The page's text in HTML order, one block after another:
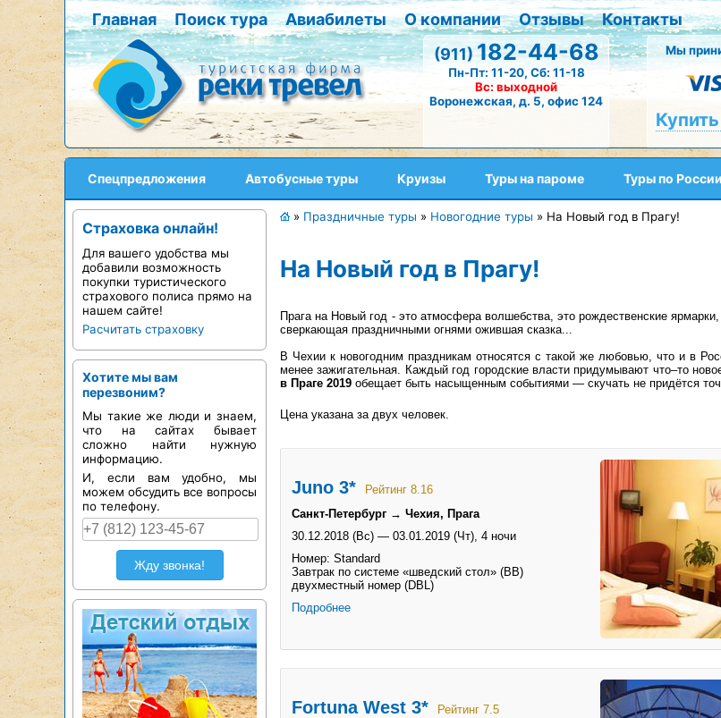
Главная Поиск тура Авиабилеты О компании Отзывы
Контакты
(911)182-44-68
Пн-Пт: 11-20, Сб: 11-18
Вс: выходной
Воронежская, д. 5, офис 124
Мы
Спецпредложения Автобусные туры Круизы Туры на пароме Туры по России
Страховка онлайн!
Для вашего удобства мы
добавили возможность
покупки туристического
страхового полиса прямо на
нашем сайте!
Расчитать страховку
Хотите мы вам
перезвоним?
Мы такие же люди и знаем,
что на сайтах бывает
сложно найти нужную
информацию.
И, если вам удобно, мы
можем обсудить все вопросы
по телефону.
Жду звонка!
» Праздничные туры » Новогодние туры » На Новый год в Прагу!
На Новый год в Прагу!
Прага на Новый год - это атмосфера волшебства, это рождественские
сверкающая праздничными огнями ожившая сказка...
В Чехии к новогодним праздникам относятся с такой же любовью, что и в
менее зажигательная. Каждый год городские власти придумывают что–то
в Праге 2019 обещает быть насыщенным событиями — скучать не придётся
Цена указана за двух человек.
Juno 3*
Рейтинг 8.16
Санкт-Петербург → Чехия, Прага
30.12.2018 (Вс) — 03.01.2019 (Чт), 4 ночи
Номер: Standard
Завтрак по системе «шведский стол» (BB)
двухместный номер (DBL)
Подробнее
Fortuna West 3*
Рейтинг 7.5